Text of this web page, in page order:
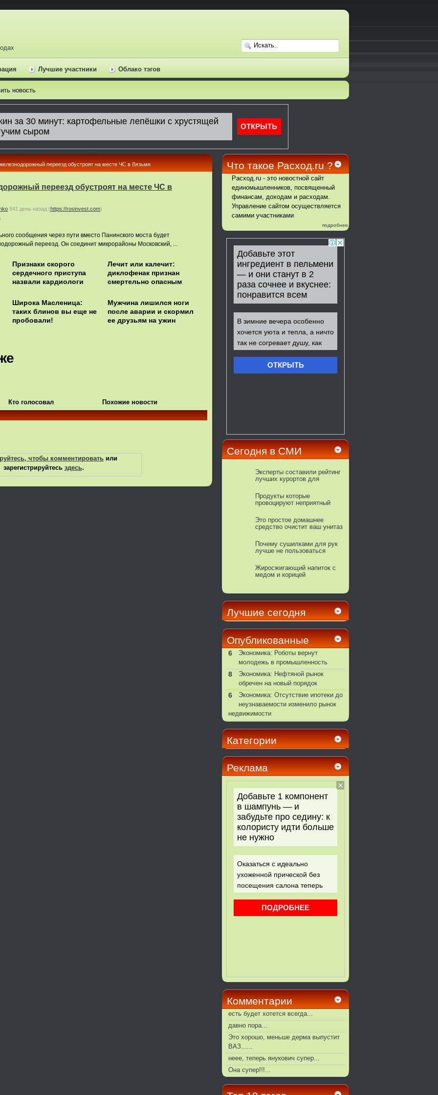
Лучшие участники Облако тэгов
новость
переезд обустроят на месте ЧС в Вязьме
переезд обустроят на месте ЧС в
841 день назад (https://rosinvest.com)
сообщения через пути вместо Панинского моста будет
переезд. Он соединит микрорайоны Московский, ...
Признаки скорого
сердечного приступа
назвали кардиологи
Лечит или калечит:
диклофенак признан
смертельно опасным
Широка Масленица:
таких блинов вы еще не
пробовали!
Мужчина лишился ноги
после аварии и скормил
ее друзьям на ужин
Кто голосовал Похожие новости
чтобы комментировать или
зарегистрируйтесь здесь.
Что такое Расход.ru ?
Расход.ru - это новостной сайт
единомышленников, посвященный
финансам, доходам и расходам.
Управление сайтом осуществляется
самими участниками
подробнее
Сегодня в СМИ
Эксперты составили рейтинг
лучших курортов для
Продукты которые
провоцируют неприятный
Этo пpocтoe дoмaшнee
cpeдcтвo oчиcтит вaш унитaз
Почему сушилками для рук
лучше не пользоваться
Жиросжигающий напиток с
медом и корицей
Лучшие сегодня
Опубликованные
6
Экономика: Роботы вернут
молодежь в промышленность
8
Экономика: Нефтяной рынок
обречен на новый порядок
6
Экономика: Отсутствие ипотеки до
неузнаваемости изменило рынок
недвижимости
Категории
Реклама
Комментарии
есть будет хотется всегда...
давно пора...
Это хорошо, меньше дерма выпустит
ВАЗ......
неее, теперь янукович супер...
Она супер!!!...